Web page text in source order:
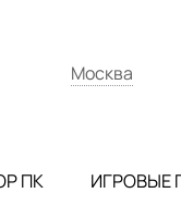
Москва
ПК ИГРОВЫЕ